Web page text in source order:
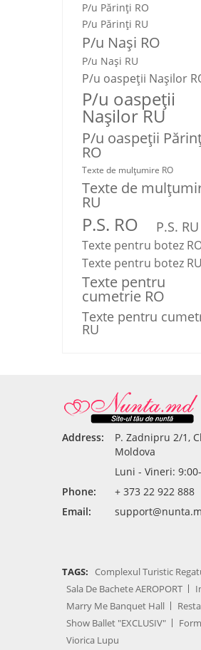
P/u Părinți RO
P/u Părinți RU
P/u Nași RO
P/u Nași RU
P/u oaspeții Nașilor
P/u oaspeții
Nașilor RU
P/u oaspeţii
RO
Texte de mulţumire RO
Texte de
RU
P.S. RO P.S. RU
Texte pentru botez
Texte pentru botez RU
Texte pentru
cumetrie RO
Texte pentru
RU
Address:
P. Zadnipru 2/1,
Moldova
Luni - Vineri:
Phone:
+ 373 22 922 888
Email:
TAGS: Complexul Turistic
Sala De Bachete AEROPORT
Marry Me Banquet Hall
Show Ballet "EXCLUSIV"
Viorica Lupu